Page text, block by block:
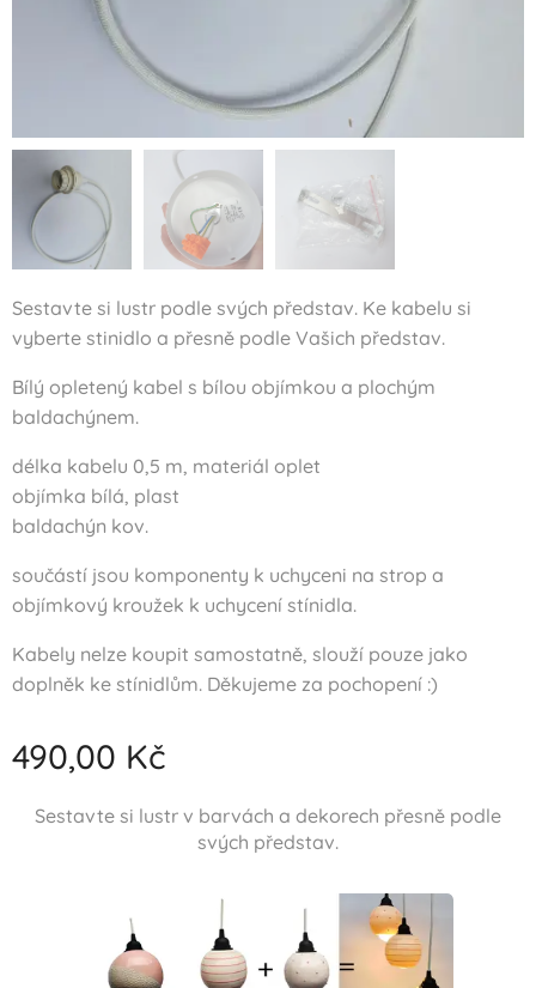
Sestavte si lustr podle svých představ. Ke kabelu si
vyberte stinidlo a přesně podle Vašich představ.
Bílý opletený kabel s bílou objímkou a plochým
baldachýnem.
délka kabelu 0,5 m, materiál oplet
objímka bílá, plast
baldachýn kov.
součástí jsou komponenty k uchyceni na strop a
objímkový kroužek k uchycení stínidla.
Kabely nelze koupit samostatně, slouží pouze jako
doplněk ke stínidlům. Děkujeme za pochopení :)
490,00 Kč
Sestavte si lustr v barvách a dekorech přesně podle
svých představ.